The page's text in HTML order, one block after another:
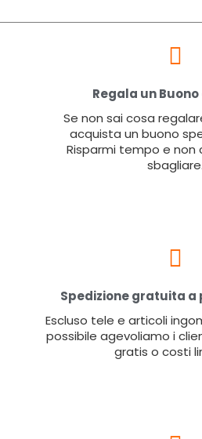
Regala un
Se non sai cosa
acquista un buono
Risparmi tempo e non
sbagliare.
Spedizione gratuita a
Escluso tele e articoli
possibile agevoliamo i
gratis o costi